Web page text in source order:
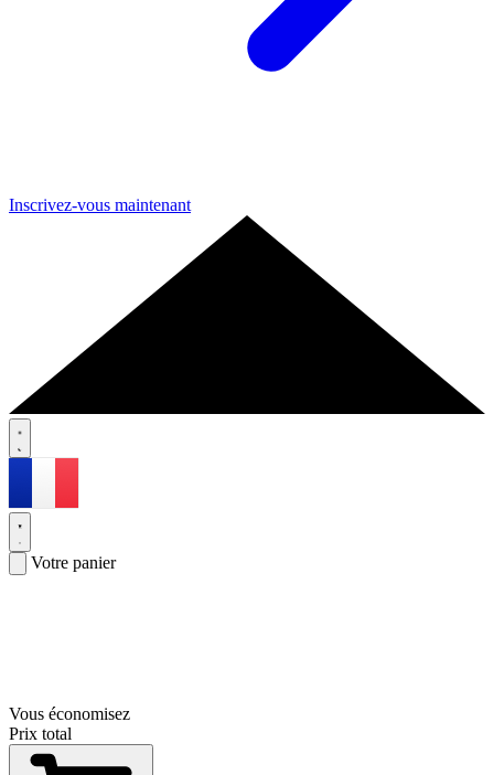
Inscrivez-vous maintenant
Votre panier
Vous économisez
Prix total